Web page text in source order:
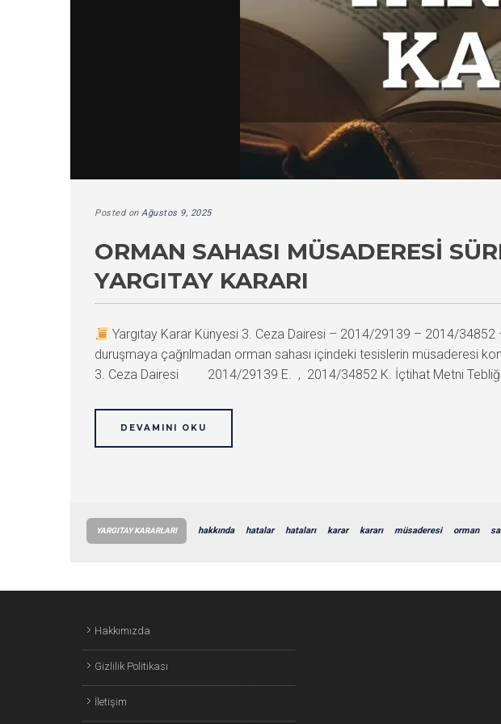
Posted on Ağustos 9, 2025
ORMAN SAHASI MÜSADERESI
YARGITAY KARARI
Yargıtay Karar Künyesi 3. Ceza Dairesi – 2014/29139 – 2014/
duruşmaya çağrılmadan orman sahası içindeki tesislerin müsaderesi
3. Ceza Dairesi 2014/29139 E. , 2014/34852 K. İçtihat Metni
DEVAMINI OKU
YARGITAY KARARLARI hakkında hatalar hataları karar kararı müsaderesi orman
Hakkımızda
Gizlilik Politikası
İletişim